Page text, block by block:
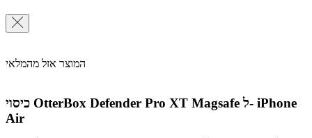
המוצר אזל מהמלאי
כיסוי OtterBox Defender Pro XT Magsafe ל- iPhone
Air